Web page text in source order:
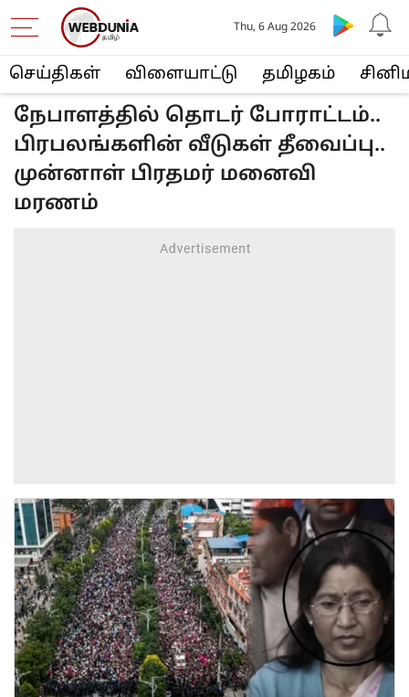
செய்திகள் விளையா‌ட்டு த‌மிழக‌ம்
Thu, 6 Aug 2026
நேபாளத்தில் தொடர் போராட்டம்..
பிரபலங்களின் வீடுகள் தீவைப்பு..
முன்னாள் பிரதமர் மனைவி
மரணம்